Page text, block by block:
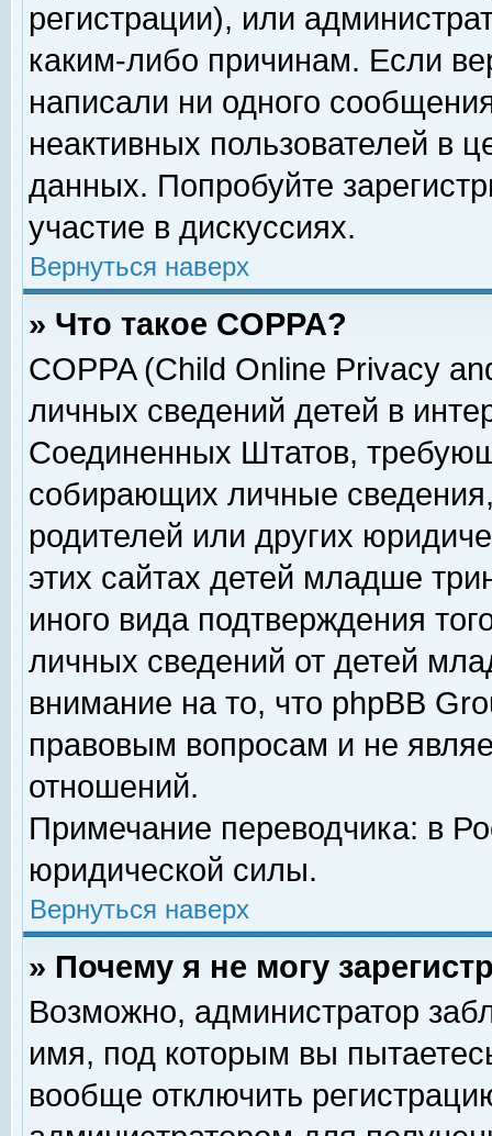
регистрации), или
каким-либо причинам. Если
написали ни одного
неактивных пользователей в
данных. Попробуйте
участие в дискуссиях.
Вернуться наверх
» Что такое COPPA?
COPPA (Child Online Privacy
личных сведений детей в
Соединенных Штатов,
собирающих личные
родителей или других
этих сайтах детей младше
иного вида подтверждения
личных сведений от детей
внимание на то, что phpBB
правовым вопросам и не
отношений.
Примечание переводчика: в
юридической силы.
Вернуться наверх
» Почему я не могу
Возможно, администратор
имя, под которым вы
вообще отключить